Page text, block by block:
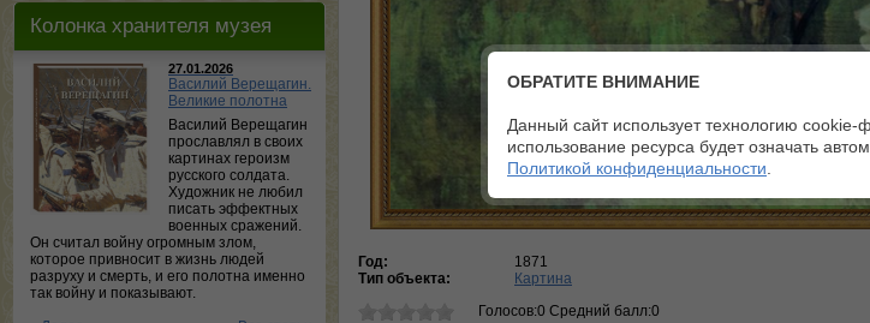
Колонка хранителя музея
27.01.2026
Василий Верещагин.
Великие полотна
Василий Верещагин
прославлял в своих
картинах героизм
русского солдата.
Художник не любил
писать эффектных
военных сражений.
Он считал войну огромным злом,
которое привносит в жизнь людей
разруху и смерть, и его полотна именно
так войну и показывают.
Год:
1871
Тип объекта:
Картина
Голосов:0 Средний балл:0
ОБРАТИТЕ ВНИМАНИЕ
Данный сайт использует технологию
использование ресурса будет означать
Политикой конфиденциальности